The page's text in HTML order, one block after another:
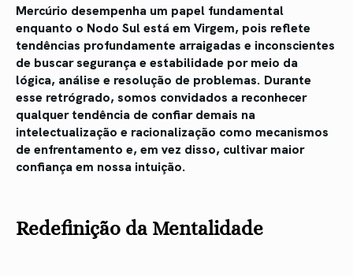
Mercúrio desempenha um papel fundamental
enquanto o Nodo Sul está em Virgem, pois reflete
tendências profundamente arraigadas e inconscientes
de buscar segurança e estabilidade por meio da
lógica, análise e resolução de problemas. Durante
esse retrógrado, somos convidados a reconhecer
qualquer tendência de confiar demais na
intelectualização e racionalização como mecanismos
de enfrentamento e, em vez disso, cultivar maior
confiança em nossa intuição.
Redefinição da Mentalidade